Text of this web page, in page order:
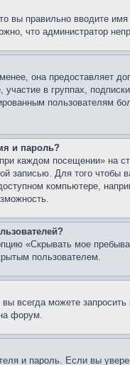
вы правильно вводите
что администратор
она предоставляет
в группах,
и пароль?
каждом посещении» на
записью. Для того
компьютере,
«Скрывать мое
пользователем.
всегда можете
форум.
и пароль. Если вы